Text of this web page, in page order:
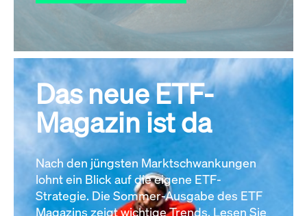
Alle Events
Das neue ETF-
Magazin ist da
Nach den jüngsten Marktschwankungen
lohnt ein Blick auf die eigene ETF-
Strategie. Die Sommer-Ausgabe des ETF
Magazins zeigt wichtige Trends. Lesen Sie